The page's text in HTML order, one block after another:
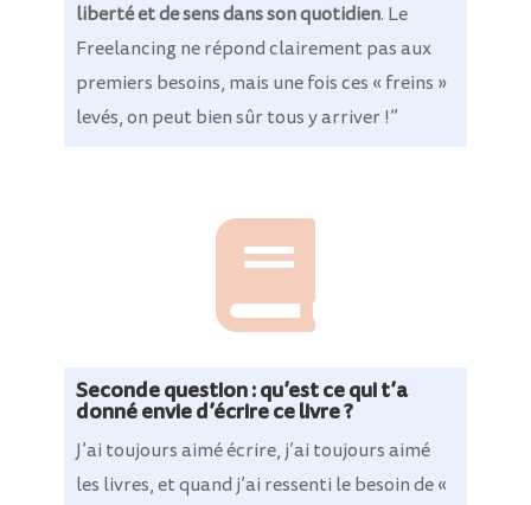
liberté et de sens dans son quotidien. Le
Freelancing ne répond clairement pas aux
premiers besoins, mais une fois ces « freins »
levés, on peut bien sûr tous y arriver !”

Seconde question : qu’est ce qui t’a
donné envie d’écrire ce livre ?
J’ai toujours aimé écrire, j’ai toujours aimé
les livres, et quand j’ai ressenti le besoin de «